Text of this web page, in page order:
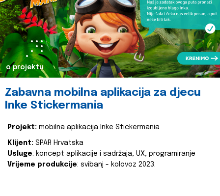
o projektu
Zabavna mobilna aplikacija za djecu
Inke Stickermania
Projekt: mobilna aplikacija Inke Stickermania
Klijent: SPAR Hrvatska
Usluge: koncept aplikacije i sadržaja, UX, programiranje
Vrijeme produkcije: svibanj - kolovoz 2023.